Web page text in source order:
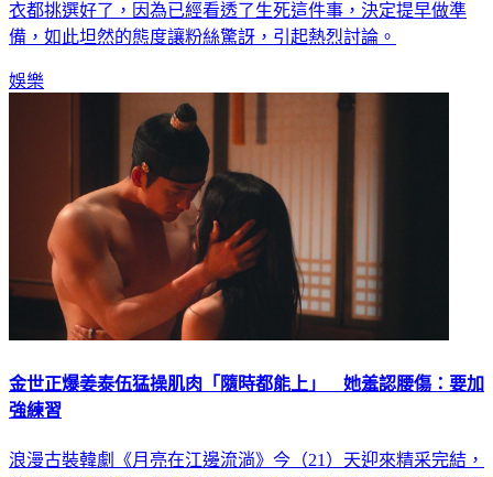
衣都挑選好了，因為已經看透了生死這件事，決定提早做準
備，如此坦然的態度讓粉絲驚訝，引起熱烈討論。
娛樂
金世正爆姜泰伍猛操肌肉「隨時都能上」 她羞認腰傷：要加
強練習
浪漫古裝韓劇《月亮在江邊流淌》今（21）天迎來精采完結，